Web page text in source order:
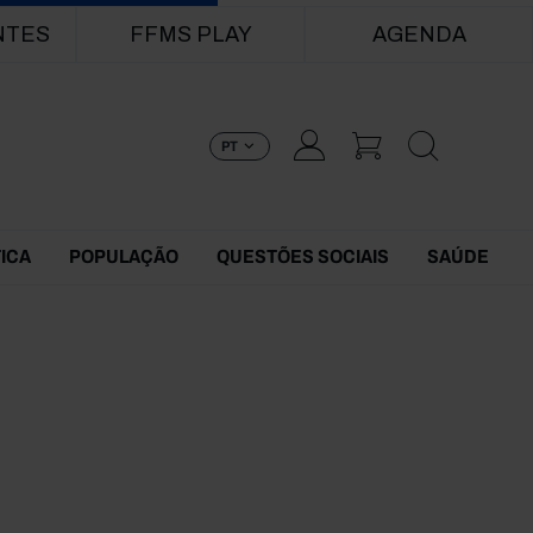
FFMS PLAY AGENDA
PT
POPULAÇÃO QUESTÕES SOCIAIS SAÚDE